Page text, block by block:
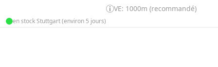
VE: 1000m (recommandé)
en stock Stuttgart (environ 5 jours)